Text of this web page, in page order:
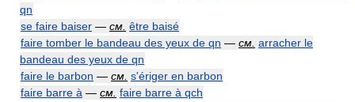
qn
se faire baiser — см. être baisé
faire tomber le bandeau des yeux de qn — см. arracher le
bandeau des yeux de qn
faire le barbon — см. s'ériger en barbon
faire barre à — см. faire barre à qch